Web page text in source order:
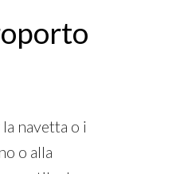
navetta o i
o alla